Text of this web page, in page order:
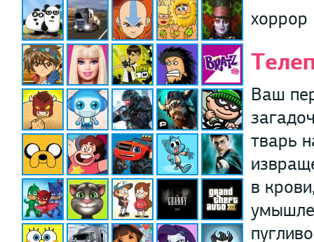
хоррор
Ваш
тварь
в